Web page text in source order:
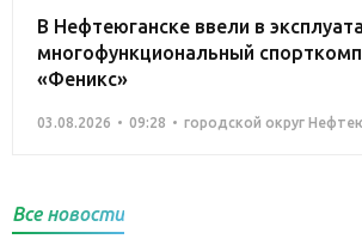
В Нефтеюганске ввели в
многофункциональный
«Феникс»
03.08.2026 09:28 городской округ
Все новости